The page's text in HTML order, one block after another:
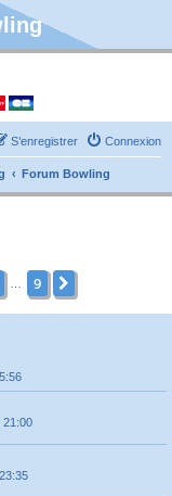
Connexion
S’enregistrer
Forum Bowling
9
21:00